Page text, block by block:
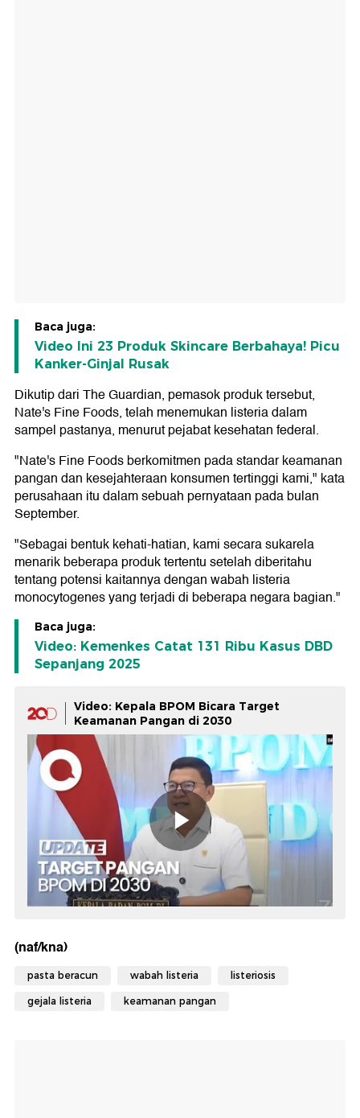
Baca juga:
Video Ini 23 Produk Skincare Berbahaya! Picu
Kanker-Ginjal Rusak
Dikutip dari The Guardian, pemasok produk tersebut,
Nate's Fine Foods, telah menemukan listeria dalam
sampel pastanya, menurut pejabat kesehatan federal.
"Nate's Fine Foods berkomitmen pada standar keamanan
pangan dan kesejahteraan konsumen tertinggi kami," kata
perusahaan itu dalam sebuah pernyataan pada bulan
September.
"Sebagai bentuk kehati-hatian, kami secara sukarela
menarik beberapa produk tertentu setelah diberitahu
tentang potensi kaitannya dengan wabah listeria
monocytogenes yang terjadi di beberapa negara bagian."
Baca juga:
Video: Kemenkes Catat 131 Ribu Kasus DBD
Sepanjang 2025
Video: Kepala BPOM Bicara Target
Keamanan Pangan di 2030
(naf/kna)
pasta beracun wabah listeria listeriosis
gejala listeria keamanan pangan